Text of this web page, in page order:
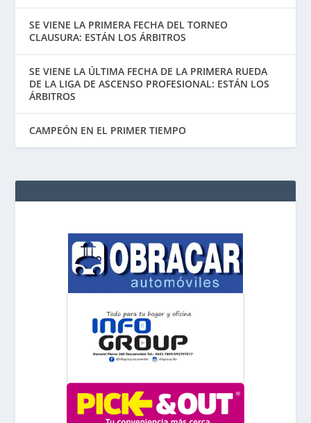
SE VIENE LA PRIMERA FECHA DEL TORNEO
CLAUSURA: ESTÁN LOS ÁRBITROS
SE VIENE LA ÚLTIMA FECHA DE LA PRIMERA RUEDA
DE LA LIGA DE ASCENSO PROFESIONAL: ESTÁN LOS
ÁRBITROS
CAMPEÓN EN EL PRIMER TIEMPO